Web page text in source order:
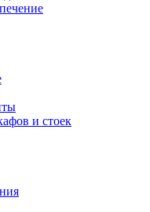
и стоек